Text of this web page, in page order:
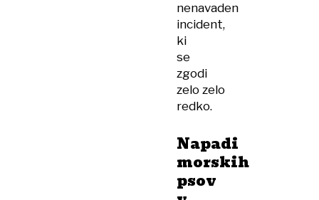
nenavaden
incident,
ki
se
zgodi
zelo zelo
redko.
Napadi
morskih
psov